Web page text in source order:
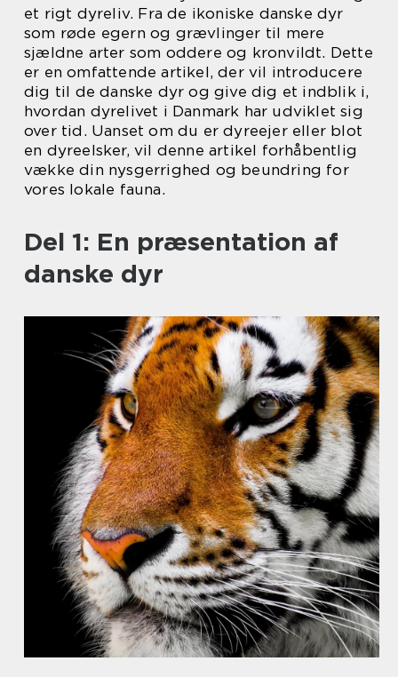
et rigt dyreliv. Fra de ikoniske danske dyr
som røde egern og grævlinger til mere
sjældne arter som oddere og kronvildt. Dette
er en omfattende artikel, der vil introducere
dig til de danske dyr og give dig et indblik i,
hvordan dyrelivet i Danmark har udviklet sig
over tid. Uanset om du er dyreejer eller blot
en dyreelsker, vil denne artikel forhåbentlig
vække din nysgerrighed og beundring for
vores lokale fauna.
Del 1: En præsentation af
danske dyr